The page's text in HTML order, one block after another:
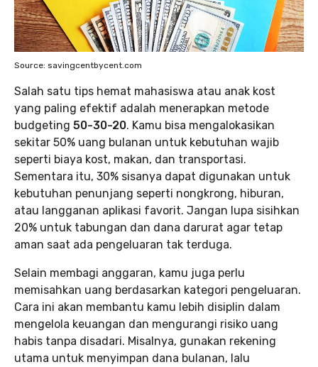
Source: savingcentbycent.com
Salah satu tips hemat mahasiswa atau anak kost
yang paling efektif adalah menerapkan metode
budgeting 50-30-20. Kamu bisa mengalokasikan
sekitar 50% uang bulanan untuk kebutuhan wajib
seperti biaya kost, makan, dan transportasi.
Sementara itu, 30% sisanya dapat digunakan untuk
kebutuhan penunjang seperti nongkrong, hiburan,
atau langganan aplikasi favorit. Jangan lupa sisihkan
20% untuk tabungan dan dana darurat agar tetap
aman saat ada pengeluaran tak terduga.
Selain membagi anggaran, kamu juga perlu
memisahkan uang berdasarkan kategori pengeluaran.
Cara ini akan membantu kamu lebih disiplin dalam
mengelola keuangan dan mengurangi risiko uang
habis tanpa disadari. Misalnya, gunakan rekening
utama untuk menyimpan dana bulanan, lalu